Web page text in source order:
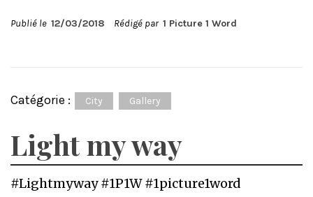
Publié le 12/03/2018 Rédigé par 1 Picture 1 Word
Catégorie : City Gallery
Light my way
#Lightmyway #1P1W #1picture1word